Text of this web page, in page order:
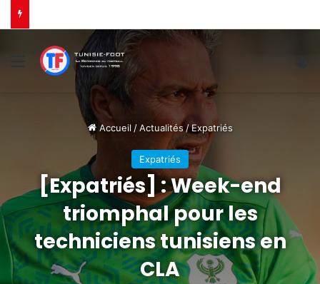
Menu
Accueil / Actualités/Expatriés
Expatriés
[Expatriés] : Week-end
triomphal pour les
techniciens tunisiens en
CLA